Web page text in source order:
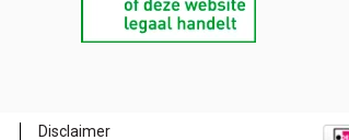
Disclaimer